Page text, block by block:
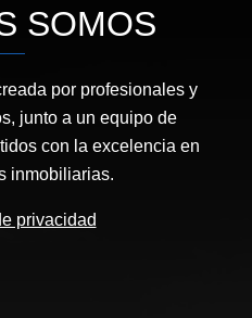
SOMOS
por profesionales y
junto a un equipo de
con la excelencia en
inmobiliarias.
privacidad